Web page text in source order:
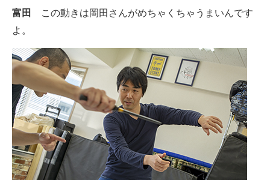
富田
この動きは岡田さんがめちゃくちゃうまいんです
よ。